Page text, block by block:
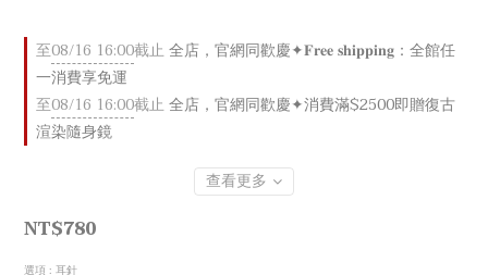
至08/16 16:00截止全店，官網同歡慶✦𝐅𝐫𝐞𝐞 𝐬𝐡𝐢𝐩𝐩𝐢𝐧𝐠：全館任
一消費享免運
至08/16 16:00截止全店，官網同歡慶✦消費滿$2500即贈復古
渲染隨身鏡
查看更多
NT$780
選項: 耳針